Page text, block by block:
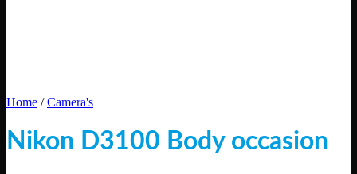
Home / Camera's
Nikon D3100 Body occasion